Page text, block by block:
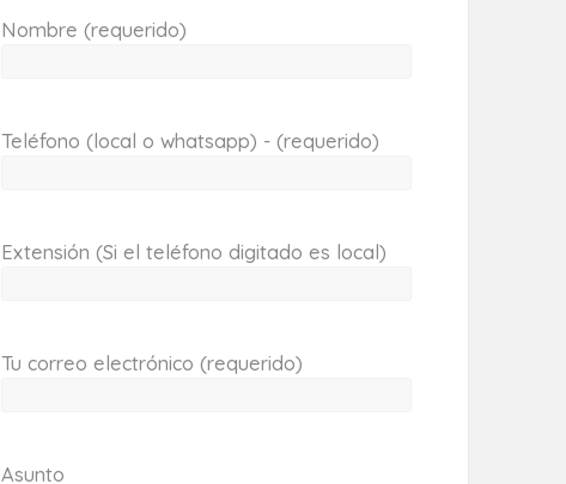
Nombre (requerido)
Teléfono (local o whatsapp) - (requerido)
Extensión (Si el teléfono digitado es local)
Tu correo electrónico (requerido)
Asunto